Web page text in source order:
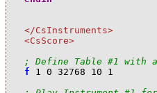
</CsInstruments>
<CsScore>
; Define Table #1 with
f
1 0 32768 10
1